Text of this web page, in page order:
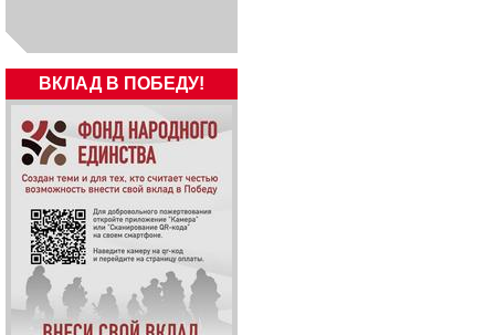
ВКЛАД В ПОБЕДУ!